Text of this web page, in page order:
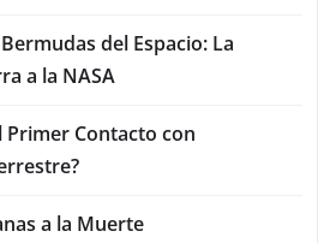
del Espacio: La
a la NASA
Primer Contacto con
a la Muerte